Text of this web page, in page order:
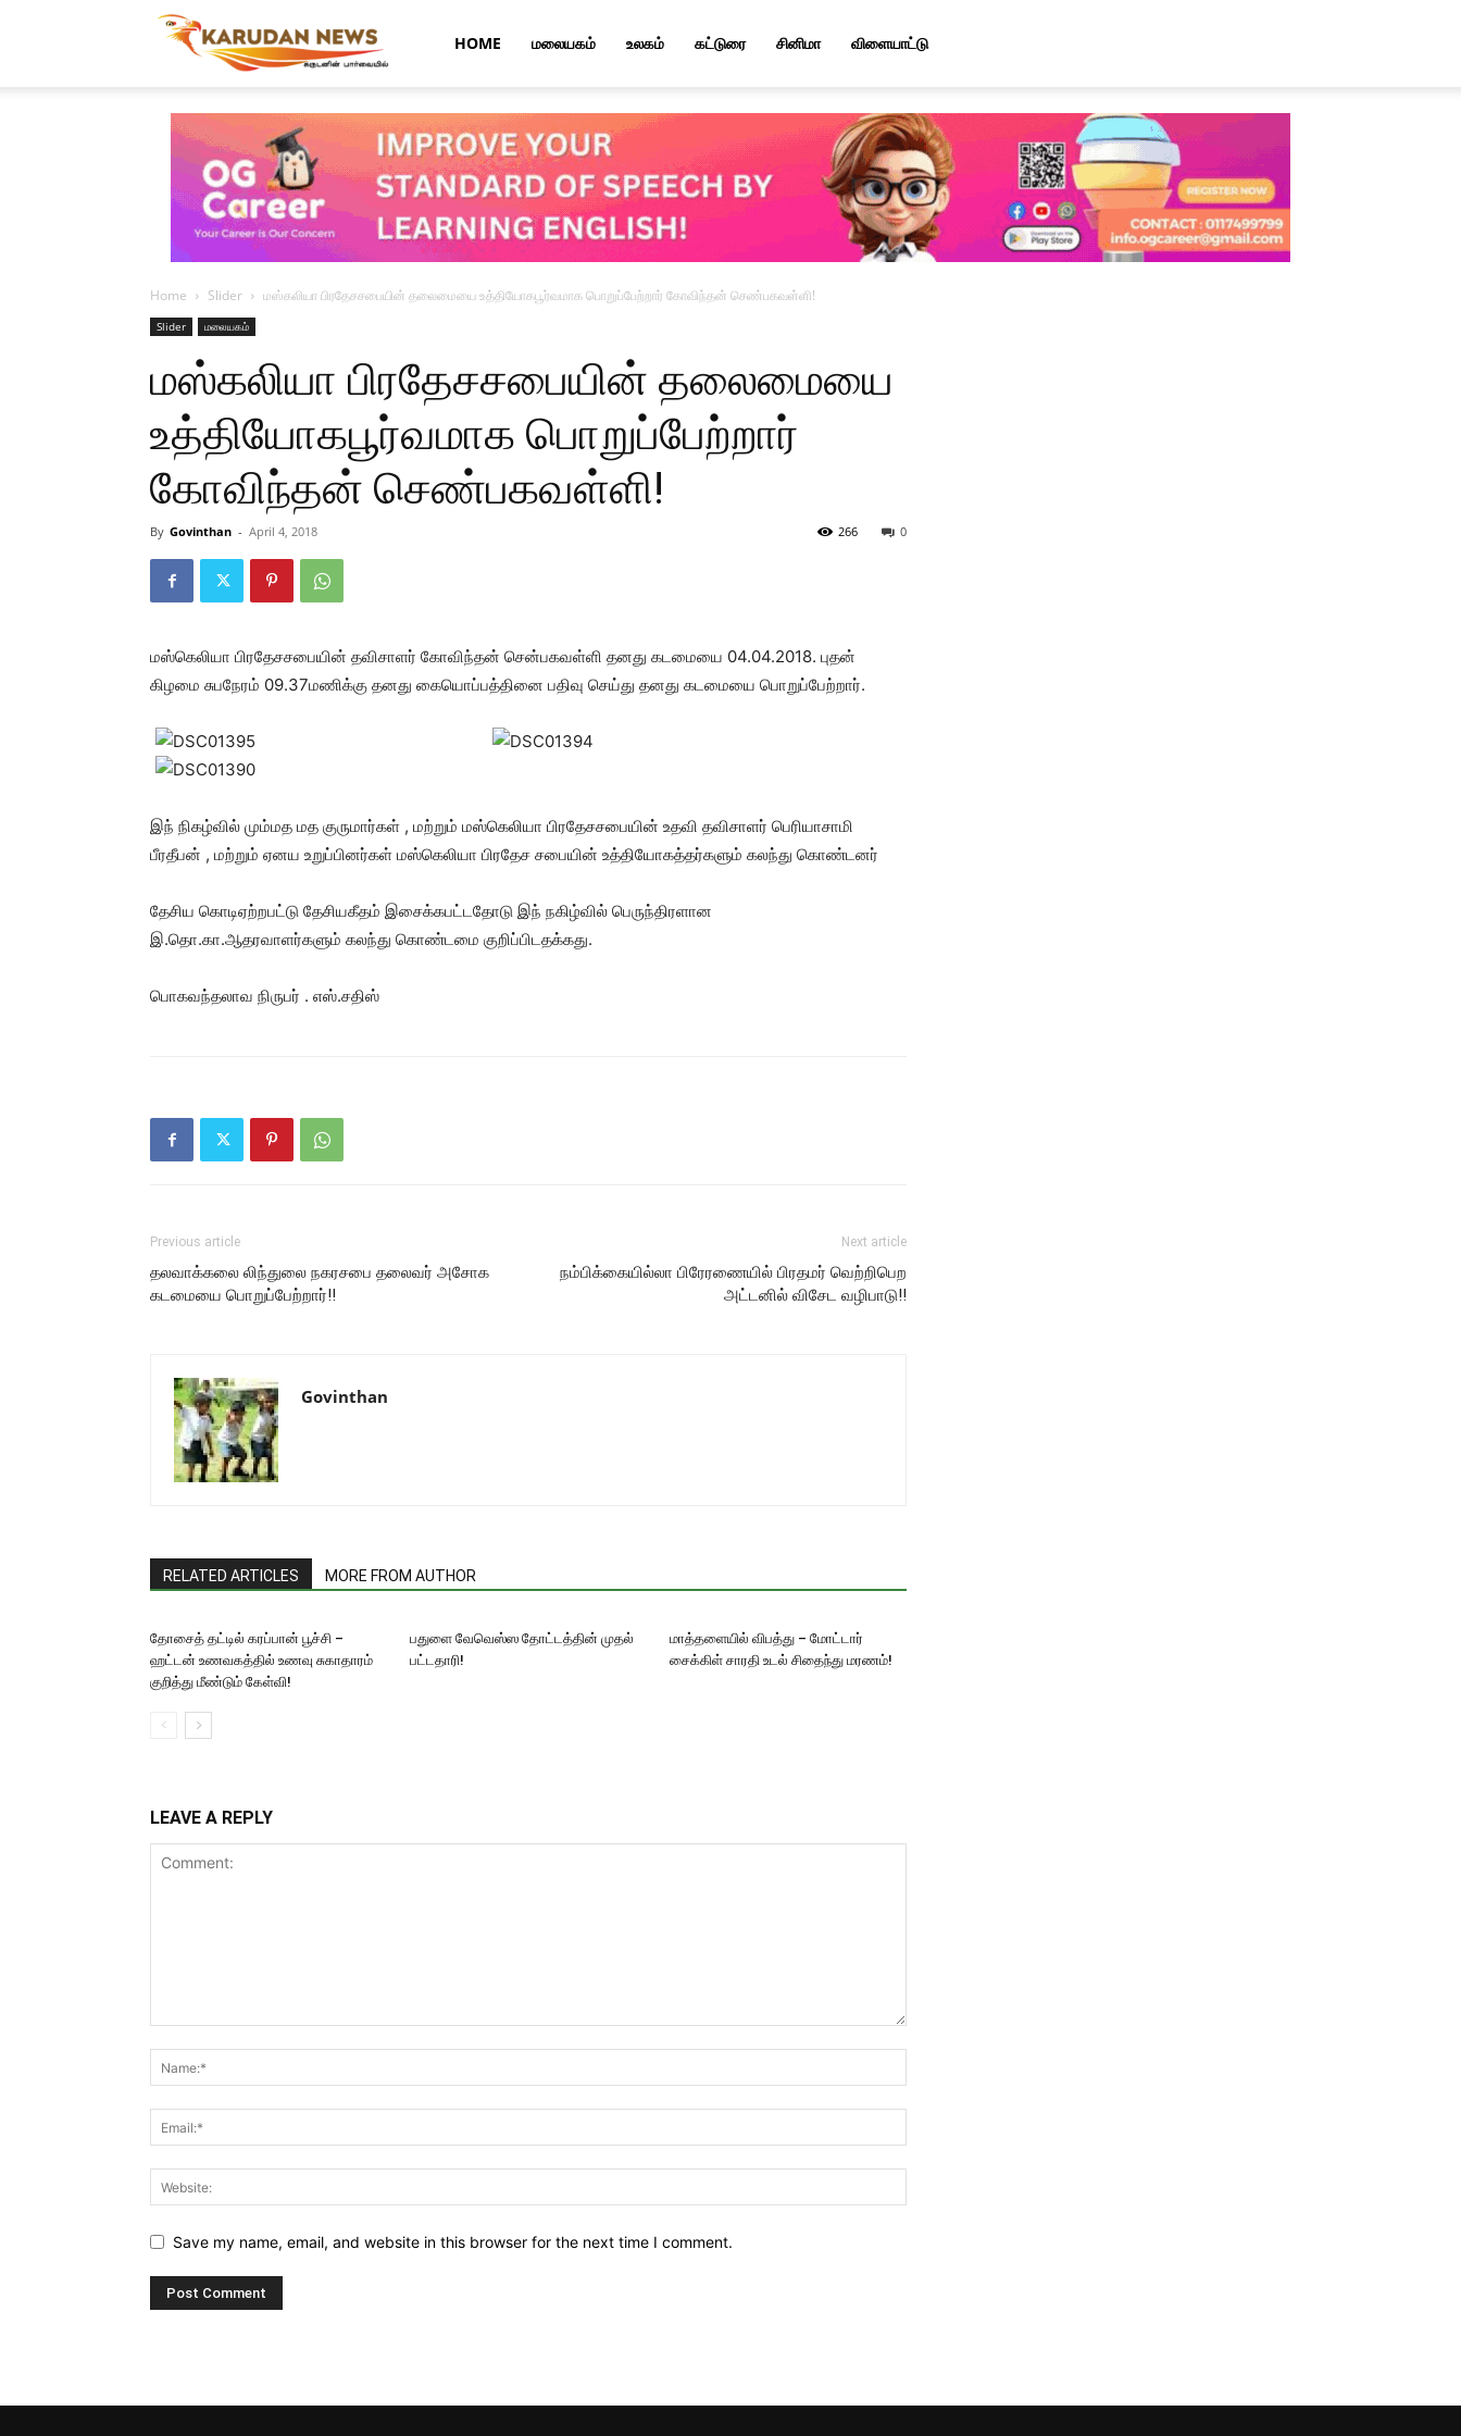
Karudan
News
HOME மலையகம் உலகம் கட்டுரை சினிமா விளையாட்டு
Home Slider மஸ்கலியா பிரதேசசபையின் தலைமையை உத்தியோகபூர்வமாக பொறுப்பேற்றார் கோவிந்தன் செண்பகவள்ளி!
Slider மலையகம்
மஸ்கலியா பிரதேசசபையின் தலைமையை
உத்தியோகபூர்வமாக பொறுப்பேற்றார்
கோவிந்தன் செண்பகவள்ளி!
By Govinthan - April 4, 2018 0
266
மஸ்கெலியா பிரதேசசபையின் தவிசாளர் கோவிந்தன் சென்பகவள்ளி தனது கடமையை 04.04.2018. புதன்
கிழமை சுபநேரம் 09.37மணிக்கு தனது கையொப்பத்தினை பதிவு செய்து தனது கடமையை பொறுப்பேற்றார்.
இந் நிகழ்வில் மும்மத மத குருமார்கள் , மற்றும் மஸ்கெலியா பிரதேசசபையின் உதவி தவிசாளர் பெரியாசாமி
பீரதீபன் , மற்றும் ஏனய உறுப்பினர்கள் மஸ்கெலியா பிரதேச சபையின் உத்தியோகத்தர்களும் கலந்து கொண்டனர்
தேசிய கொடிஏற்றபட்டு தேசியகீதம் இசைக்கபட்டதோடு இந் நகிழ்வில் பெருந்திரளான
இ.தொ.கா.ஆதரவாளர்களும் கலந்து கொண்டமை குறிப்பிடதக்கது.
பொகவந்தலாவ நிருபர் . எஸ்.சதிஸ்
Previous article
தலவாக்கலை லிந்துலை நகரசபை தலைவர் அசோக
கடமையை பொறுப்பேற்றார்!!
Next article
நம்பிக்கையில்லா பிரேரணையில் பிரதமர் வெற்றிபெற
அட்டனில் விசேட வழிபாடு!!
Govinthan
RELATED ARTICLES MORE FROM AUTHOR
தோசைத் தட்டில் கரப்பான் பூச்சி –
ஹட்டன் உணவகத்தில் உணவு சுகாதாரம்
குறித்து மீண்டும் கேள்வி!
பதுளை வேவெஸ்ஸ தோட்டத்தின் முதல்
பட்டதாரி!
மாத்தளையில் விபத்து – மோட்டார்
சைக்கிள் சாரதி உடல் சிதைந்து மரணம்!
LEAVE A REPLY
Save my name, email, and website in this browser for the next time I comment.